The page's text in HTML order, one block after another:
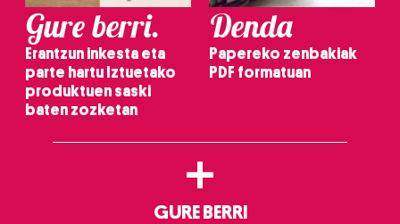
Gure berri.
Erantzun inkesta eta
parte hartu Iztuetako
produktuen saski
baten zozketan
Denda
Papereko zenbakiak
PDF formatuan
+
GURE BERRI